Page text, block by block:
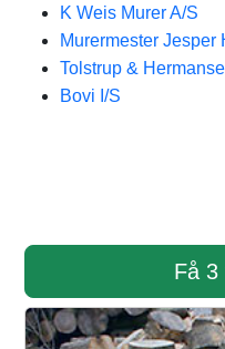
K Weis Murer A/S
Murermester Jesper
Tolstrup &
Bovi I/S
Få 3